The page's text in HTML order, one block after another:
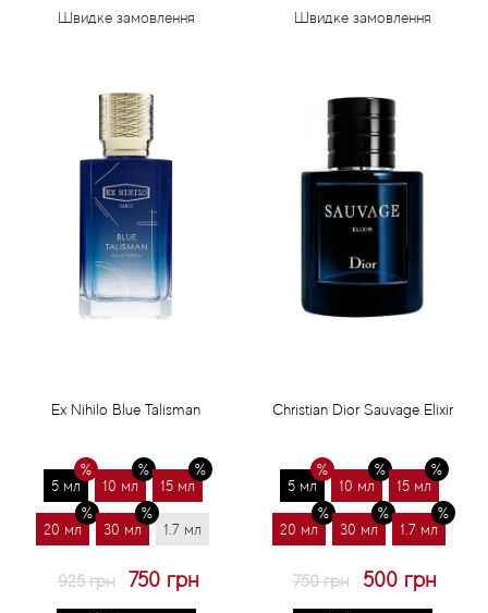
Швидке замовлення Швидке замовлення
Ex Nihilo Blue Talisman
5 мл 10 мл 15 мл
20 мл 30 мл 1.7 мл
925 грн 750 грн
Christian Dior Sauvage Elixir
5 мл 10 мл 15 мл
20 мл 30 мл 1.7 мл
750 грн 500 грн